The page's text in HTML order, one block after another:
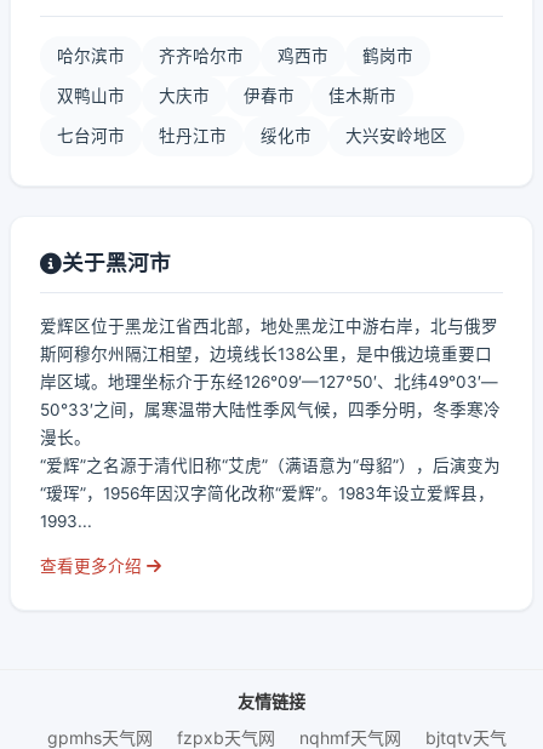
哈尔滨市 齐齐哈尔市 鸡西市 鹤岗市
双鸭山市 大庆市 伊春市 佳木斯市
七台河市 牡丹江市 绥化市 大兴安岭地区
关于黑河市
爱辉区位于黑龙江省西北部，地处黑龙江中游右岸，北与俄罗
斯阿穆尔州隔江相望，边境线长138公里，是中俄边境重要口
岸区域。地理坐标介于东经126°09′—127°50′、北纬49°03′—
50°33′之间，属寒温带大陆性季风气候，四季分明，冬季寒冷
漫长。
“爱辉”之名源于清代旧称“艾虎”（满语意为“母貂”），后演变为
“瑷珲”，1956年因汉字简化改称“爱辉”。1983年设立爱辉县，
1993...
查看更多介绍
友情链接
gpmhs天气网
fzpxb天气网 nqhmf天气网 bjtqtv天气